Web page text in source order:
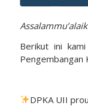
Berikut ini
Pengembangan
DPKA UII